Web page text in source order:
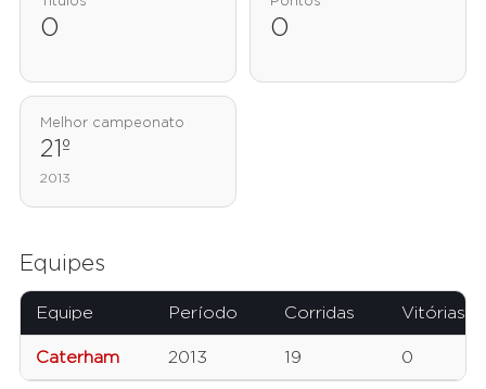
0 0
Melhor campeonato
21º
2013
Equipes
Equipe Período Corridas Vitórias
Caterham 2013 19 0